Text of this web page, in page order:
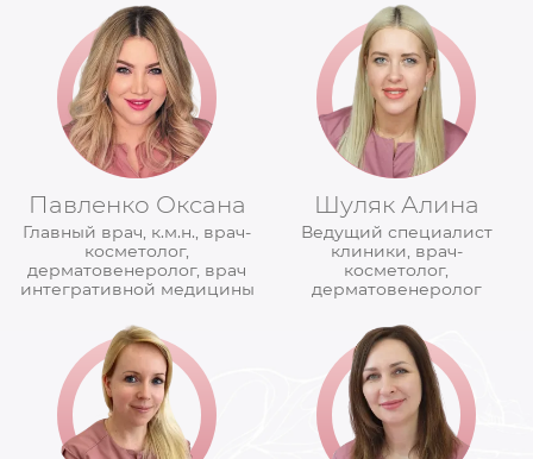
Павленко Оксана
Главный врач, к.м.н., врач-
косметолог,
дерматовенеролог, врач
интегративной медицины
Шуляк Алина
Ведущий специалист
клиники, врач-
косметолог,
дерматовенеролог